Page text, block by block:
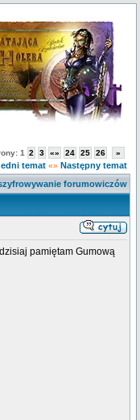
1 2 3 «» 24 25 26 »
temat «» Następny temat
forumowiczów
pamiętam Gumową